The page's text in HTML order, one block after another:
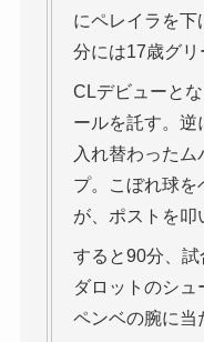
にペレイラを下
分には17歳グリ
CLデビューと
ールを託す。逆
入れ替わった
プ。こぼれ球を
が、ポストを叩
すると90分、試
ダロットのシ
ペンベの腕に当